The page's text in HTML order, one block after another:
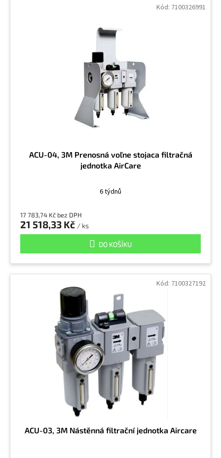
ACU-04, 3M Prenosná voľne stojaca filtračná
jednotka AirCare
6 týdnů
17 783,74 Kč bez DPH
21 518,33 Kč / ks
DO KOŠÍKU
Kód: 7100326991
ACU-03, 3M Nástěnná filtrační jednotka Aircare
Kód: 7100327192